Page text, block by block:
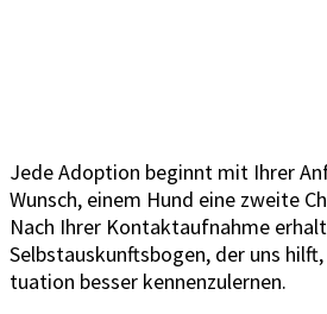
Jede Adop­ti­on beginnt mit Ihrer
Wunsch, einem Hund eine zwei­te
Nach Ihrer Kon­takt­auf­nah­me
Selbst­aus­kunfts­bo­gen, der uns
tua­ti­on bes­ser ken­nen­zu­ler­nen.